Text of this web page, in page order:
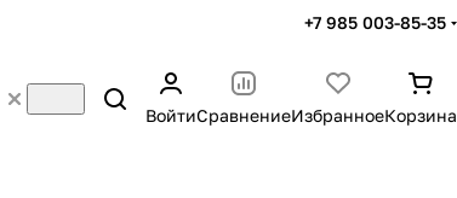
+7 985 003-85-35
ВойтиСравнениеИзбранноеКорзина